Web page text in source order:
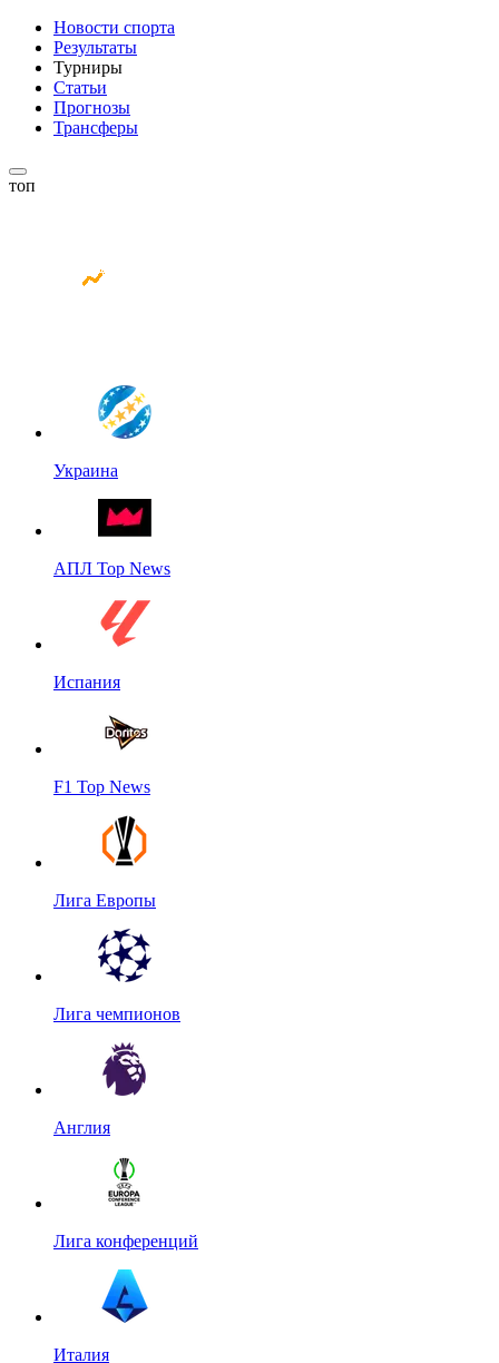
Новости спорта
Результаты
Турниры
Статьи
Прогнозы
Трансферы
топ
Украина
АПЛ Top News
Испания
F1 Top News
Лига Европы
Лига чемпионов
Англия
Лига конференций
Италия